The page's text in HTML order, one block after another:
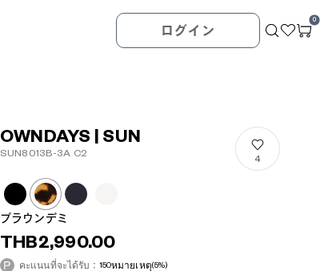
ログイン
0
OWNDAYS | SUN
SUN8013B-3A C2
4
ブラウンデミ
THB2,990.00
คะแนนที่จะได้รับ：150หมายเหตุ(5%)